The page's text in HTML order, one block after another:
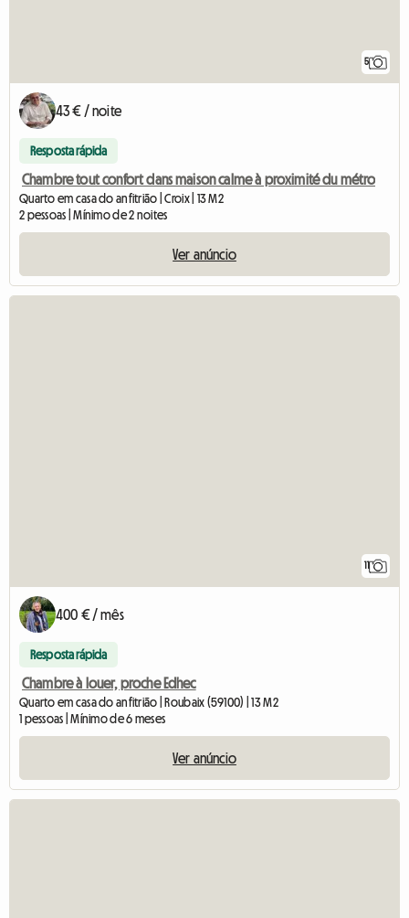
5
43 € / noite
Resposta rápida
Chambre tout confort dans maison calme à proximité du métro
Quarto em casa do anfitrião | Croix | 13 M2
2 pessoas | Mínimo de 2 noites
Ver anúncio
11
400 € / mês
Resposta rápida
Chambre à louer, proche Edhec
Quarto em casa do anfitrião | Roubaix (59100) | 13 M2
1 pessoas | Mínimo de 6 meses
Ver anúncio